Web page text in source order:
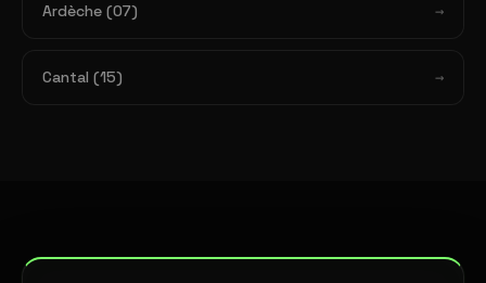
Ardèche (07)
Cantal (15)